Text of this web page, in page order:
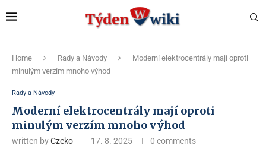
Home Rady a Návody
Moderní elektrocentrály mají oproti
minulým verzím mnoho výhod
Rady a Návody
Moderní elektrocentrály mají oproti
minulým verzím mnoho výhod
written byCzeko 17. 8. 2025 0 comments